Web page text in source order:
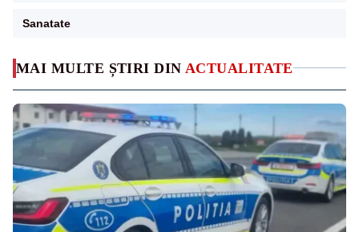
MAI MULTE ȘTIRI DIN ACTUALITATE
Sanatate